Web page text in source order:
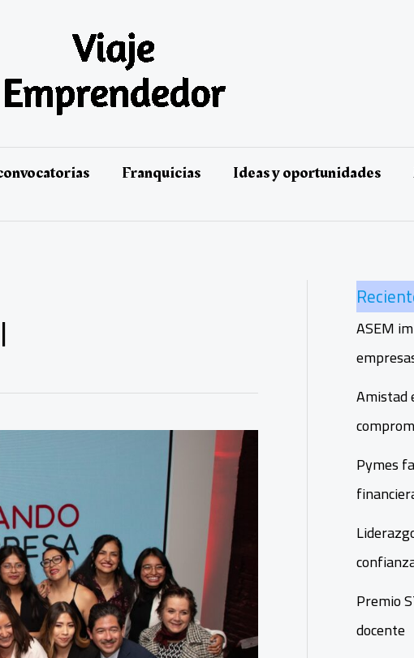
Franquicias Ideas y oportunidades
ASEM
Amistad
Pymes
Premio
docente